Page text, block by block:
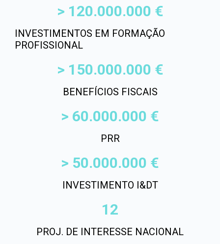
INVESTIMENTOS EM FORMAÇÃO
PROFISSIONAL
> 120.000.000 €
BENEFÍCIOS FISCAIS
> 150.000.000 €
PRR
> 60.000.000 €
INVESTIMENTO I&DT
> 50.000.000 €
PROJ. DE INTERESSE NACIONAL
12